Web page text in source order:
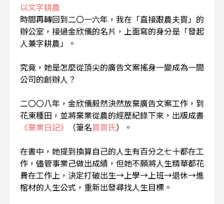
以文字耕農
時間再轉回到二〇一六年，我在「直接跟農夫買」的
辦公室，接過金欣儀的名片，上面寫的身分是「發起
人兼字耕農」。
究竟，她是怎麼從頂尖的廣告文案搖身一變成為一間
公司的創辦人？
二〇〇八年，金欣儀毅然決然放棄廣告文案工作，到
花東種田，並將棄業從農的經歷紀錄下來，出版成書
《棄業日記》
（筆名買買氏）。
在書中，她提到換算自己的人生有百分之七十都在工
作，儘管事業己做出成績，但她不願將人生精華都花
費在工作上，決定打破出生→上學→上班→退休→進
棺材的人生公式，重新出發尋找人生目標。